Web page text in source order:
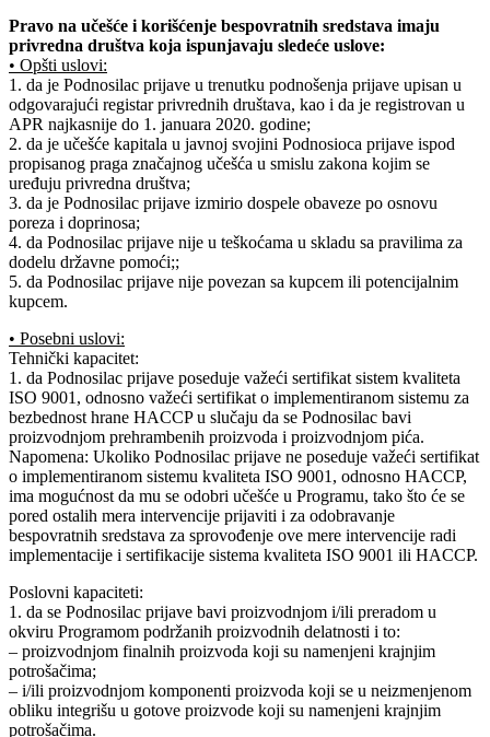
Pravo na učešće i korišćenje bespovratnih sredstava imaju
privredna društva koja ispunjavaju sledeće uslove:
• Opšti uslovi:
1. da je Podnosilac prijave u trenutku podnošenja prijave upisan u
odgovarajući registar privrednih društava, kao i da je registrovan u
APR najkasnije do 1. januara 2020. godine;
2. da je učešće kapitala u javnoj svojini Podnosioca prijave ispod
propisanog praga značajnog učešća u smislu zakona kojim se
uređuju privredna društva;
3. da je Podnosilac prijave izmirio dospele obaveze po osnovu
poreza i doprinosa;
4. da Podnosilac prijave nije u teškoćama u skladu sa pravilima za
dodelu državne pomoći;;
5. da Podnosilac prijave nije povezan sa kupcem ili potencijalnim
kupcem.
• Posebni uslovi:
Tehnički kapacitet:
1. da Podnosilac prijave poseduje važeći sertifikat sistem kvaliteta
ISO 9001, odnosno važeći sertifikat o implementiranom sistemu za
bezbednost hrane HACCP u slučaju da se Podnosilac bavi
proizvodnjom prehrambenih proizvoda i proizvodnjom pića.
Napomena: Ukoliko Podnosilac prijave ne poseduje važeći sertifikat
o implementiranom sistemu kvaliteta ISO 9001, odnosno HACCP,
ima mogućnost da mu se odobri učešće u Programu, tako što će se
pored ostalih mera intervencije prijaviti i za odobravanje
bespovratnih sredstava za sprovođenje ove mere intervencije radi
implementacije i sertifikacije sistema kvaliteta ISO 9001 ili HACCP.
Poslovni kapaciteti:
1. da se Podnosilac prijave bavi proizvodnjom i/ili preradom u
okviru Programom podržanih proizvodnih delatnosti i to:
– proizvodnjom finalnih proizvoda koji su namenjeni krajnjim
potrošačima;
– i/ili proizvodnjom komponenti proizvoda koji se u neizmenjenom
obliku integrišu u gotove proizvode koji su namenjeni krajnjim
potrošačima.